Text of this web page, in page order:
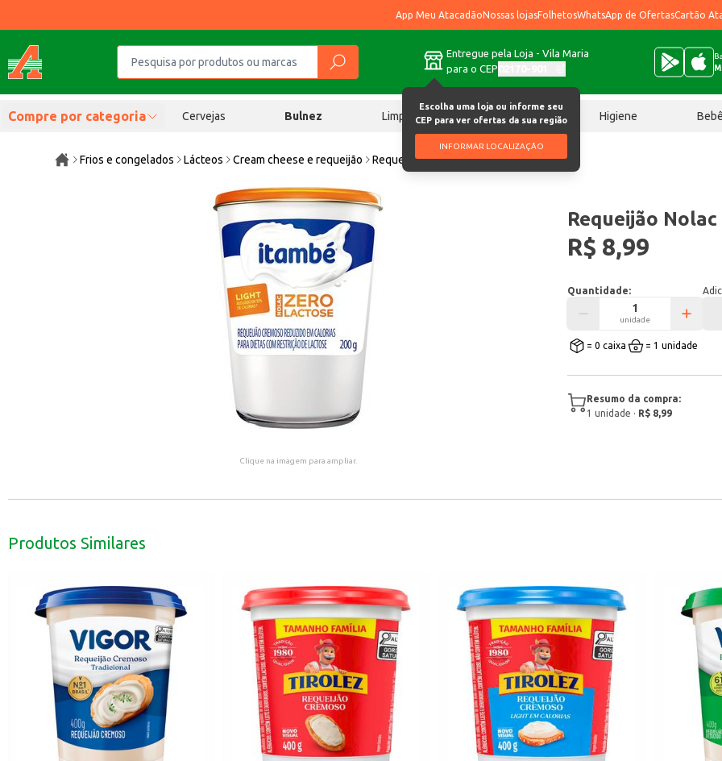
App Meu AtacadãoNossas lojasFolhetosWhatsApp de OfertasCartão
Entregue pela Loja - Vila Maria
para o CEP
Escolha uma loja ou informe seu
CEP para ver ofertas da sua região
INFORMAR LOCALIZAÇÃO
Compre por categoria Cervejas Bulnez Limpeza Chocolates Higiene
Frios e congelados Lácteos Cream cheese e requeijão Requeijão Nolac Itambé Light 200g
Clique na imagem para ampliar.
Requeijão
R$ 8,99
Quantidade:
unidade
= 0 caixa = 1 unidade
Resumo da compra:
1 unidade · R$ 8,99
Produtos Similares